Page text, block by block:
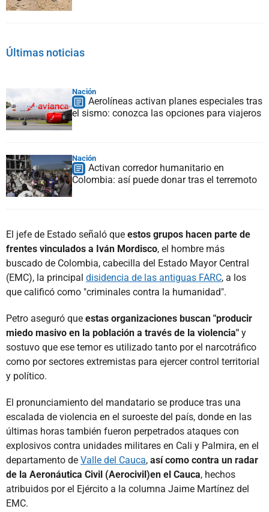
Últimas noticias
Nación
Aerolíneas activan planes especiales tras
el sismo: conozca las opciones para viajeros
Nación
Activan corredor humanitario en
Colombia: así puede donar tras el terremoto
El jefe de Estado señaló que estos grupos hacen parte de
frentes vinculados a Iván Mordisco, el hombre más
buscado de Colombia, cabecilla del Estado Mayor Central
(EMC), la principal disidencia de las antiguas FARC, a los
que calificó como "criminales contra la humanidad".
Petro aseguró que estas organizaciones buscan "producir
miedo masivo en la población a través de la violencia" y
sostuvo que ese temor es utilizado tanto por el narcotráfico
como por sectores extremistas para ejercer control territorial
y político.
El pronunciamiento del mandatario se produce tras una
escalada de violencia en el suroeste del país, donde en las
últimas horas también fueron perpetrados ataques con
explosivos contra unidades militares en Cali y Palmira, en el
departamento de Valle del Cauca, así como contra un radar
de la Aeronáutica Civil (Aerocivil)en el Cauca, hechos
atribuidos por el Ejército a la columna Jaime Martínez del
EMC.